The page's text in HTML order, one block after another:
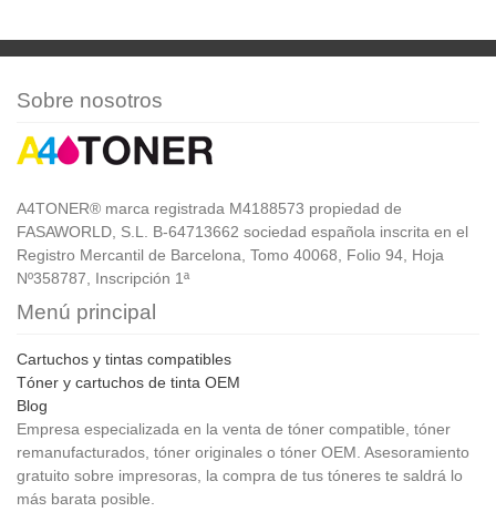
Sobre nosotros
A4TONER® marca registrada M4188573 propiedad de
FASAWORLD, S.L. B-64713662 sociedad española inscrita en el
Registro Mercantil de Barcelona, Tomo 40068, Folio 94, Hoja
Nº358787, Inscripción 1ª
Menú principal
Cartuchos y tintas compatibles
Tóner y cartuchos de tinta OEM
Blog
Empresa especializada en la venta de tóner compatible, tóner
remanufacturados, tóner originales o tóner OEM. Asesoramiento
gratuito sobre impresoras, la compra de tus tóneres te saldrá lo
más barata posible.